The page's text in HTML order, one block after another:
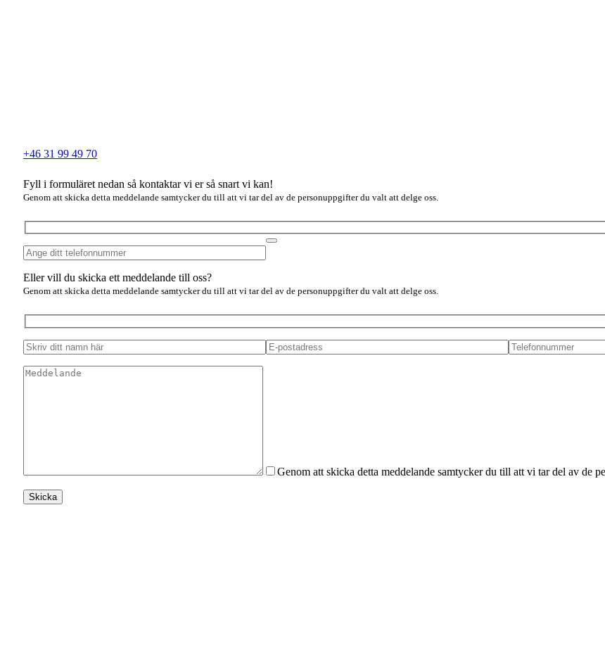
+46 31 99 49 70
Fyll i formuläret nedan så kontaktar vi er så snart vi kan!
Genom att skicka detta meddelande samtycker du till att vi tar del av de personuppgifter du valt att delge oss.
Eller vill du skicka ett meddelande till oss?
Genom att skicka detta meddelande samtycker du till att vi tar del av de personuppgifter du valt att delge oss.
Genom att skicka detta meddelande samtycker du till att vi tar del av de
Skicka